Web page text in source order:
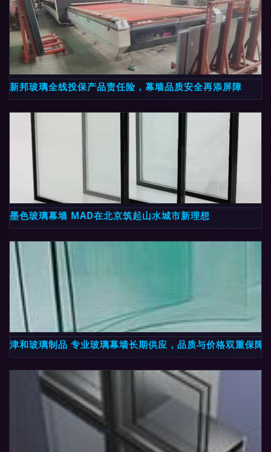
新邦玻璃全线投保产品责任险，幕墙品质安全再添屏障
墨色玻璃幕墙 MAD在北京筑起山水城市新理想
津和玻璃制品 专业玻璃幕墙长期供应，品质与价格双重保障